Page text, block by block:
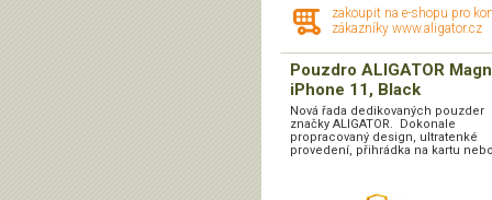
zakoupit na e-shopu pro
zákazníky www.aligator.cz
Pouzdro ALIGATOR
iPhone 11, Black
Nová řada dedikovaných pouzder
značky ALIGATOR. Dokonale
propracovaný design, ultratenké
provedení, přihrádka na kartu